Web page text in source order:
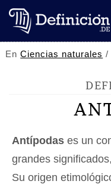
EnCiencias naturales
Antípodas es un
grandes
Su origen